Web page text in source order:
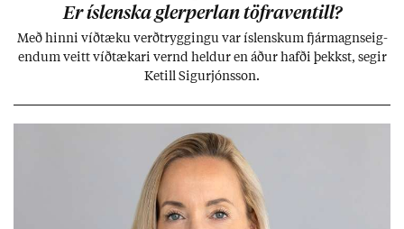
Er ís­lenska glerperl­an töfra­ventill?
Með hinni víð­tæku verð­trygg­ingu var ís­lensk­um fjár­magns­eig­
end­um veitt víð­tæk­ari vernd held­ur en áð­ur hafði þekkst, seg­ir
Ketill Sig­ur­jóns­son.